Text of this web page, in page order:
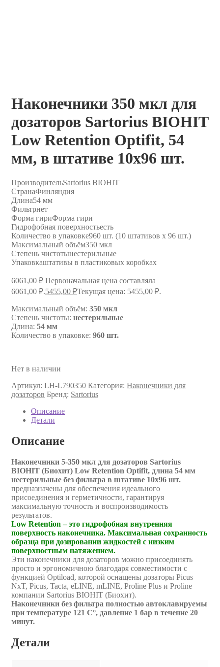
Наконечники 350 мкл для
дозаторов Sartorius BIOHIT
Low Retention Optifit, 54
мм, в штативе 10х96 шт.
ПроизводительSartorius BIOHIT
СтранаФинляндия
Длина54 мм
Фильтрнет
Форма гириФорма гири
Гидрофобная поверхностьесть
Количество в упаковке960 шт. (10 штативов х 96 шт.)
Максимальный объём350 мкл
Степень чистотынестерильные
Упаковкаштативы в пластиковых коробках
6061,00₽ Первоначальная цена составляла
6061,00 ₽.5455,00 ₽Текущая цена: 5455,00 ₽.
Максимальный объём: 350 мкл
Степень чистоты: нестерильные
Длина: 54 мм
Количество в упаковке: 960 шт.
Нет в наличии
Артикул: LH-L790350 Категория: Наконечники для
дозаторов Бренд: Sartorius
Описание
Детали
Описание
Наконечники 5-350 мкл для дозаторов Sartorius
BIOHIT (Биохит) Low Retention Optifit, длина 54 мм
нестерильные без фильтра в штативе 10х96 шт.
предназначены для обеспечения идеального
присоединения и герметичности, гарантируя
максимальную точность и воспроизводимость
результатов.
Low Retention – это гидрофобная внутренняя
поверхность наконечника. Максимальная сохранность
образца при дозировании жидкостей с низким
поверхностным натяжением.
Эти наконечники для дозаторов можно присоединять
просто и эргономичною благодаря совместимости с
функцией Optiload, которой оснащены дозаторы Picus
NxT, Picus, Tacta, eLINE, mLINE, Proline Plus и Proline
компании Sartorius BIOHIT (Биохит).
Наконечники без фильтра полностью автоклавируемы
при температуре 121 C°, давление 1 бар в течение 20
минут.
Детали